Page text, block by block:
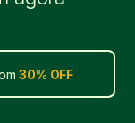
30% OFF